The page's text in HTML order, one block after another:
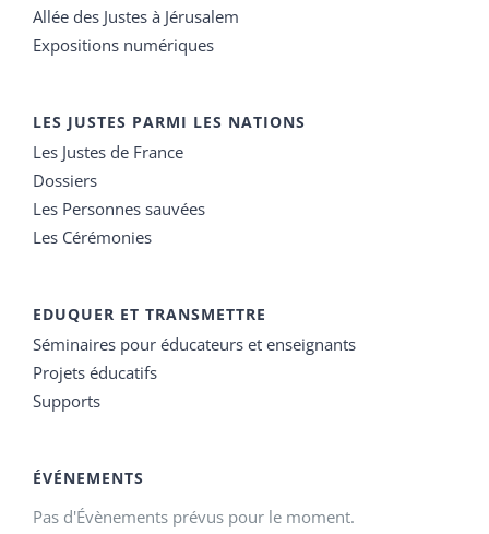
Allée des Justes à Jérusalem
Expositions numériques
LES JUSTES PARMI LES NATIONS
Les Justes de France
Dossiers
Les Personnes sauvées
Les Cérémonies
EDUQUER ET TRANSMETTRE
Séminaires pour éducateurs et enseignants
Projets éducatifs
Supports
ÉVÉNEMENTS
Pas d'Évènements prévus pour le moment.